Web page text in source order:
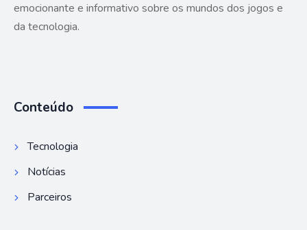
emocionante e informativo sobre os mundos dos jogos e
da tecnologia.
Conteúdo
Tecnologia
Notícias
Parceiros